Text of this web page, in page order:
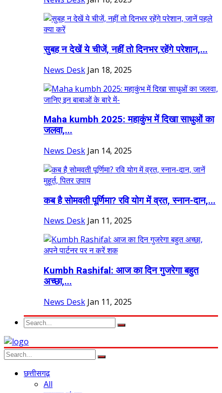
सुबह न देखें ये चीजें, नहीं तो दिनभर रहेंगे परेशान,...
News Desk Jan 18, 2025
Maha kumbh 2025: महाकुंभ में दिखा साधुओं का
जलवा,...
News Desk Jan 14, 2025
कब है सोमवती पूर्णिमा? रवि योग में व्रत, स्नान-दान,...
News Desk Jan 11, 2025
Kumbh Rashifal: आज का दिन गुजरेगा बहुत
अच्छा,...
News Desk Jan 11, 2025
छत्तीसगढ़
All